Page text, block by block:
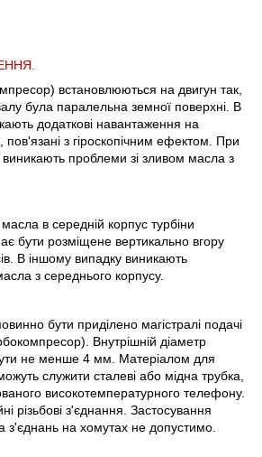
встановлюються на двигун так,
була паралельна земної поверхні. В
додаткові навантаження на
пов'язані з гіроскопічним ефектом. При
виникають проблеми зі зливом масла з
в середній корпус турбіни
бути розміщене вертикально вгору
В іншому випадку виникають
з середнього корпусу.
бути приділено магістралі подачі
Внутрішній діаметр
не менше 4 мм. Матеріалом для
служити сталеві або мідна трубка,
високотемпературного телефону.
різьбові з'єднання. Застосування
з'єднань на хомутах не допустимо.